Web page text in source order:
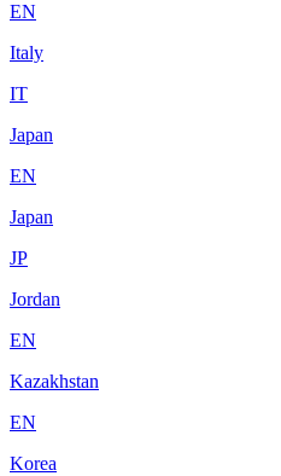
EN
Italy
IT
Japan
EN
Japan
JP
Jordan
EN
Kazakhstan
EN
Korea